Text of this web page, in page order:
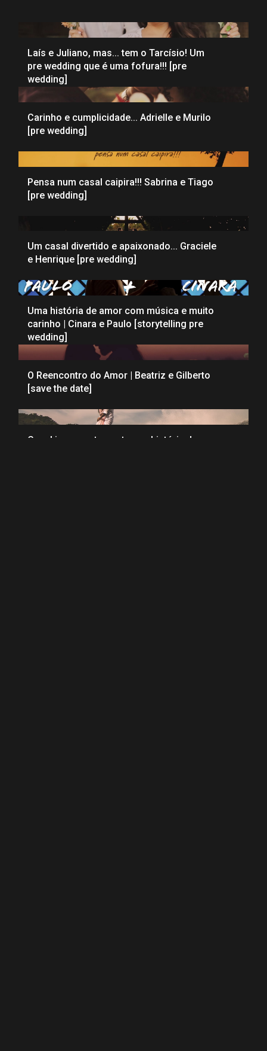
Laís e Juliano, mas... tem o Tarcísio! Um
pre wedding que é uma fofura!!! [pre
wedding]
Carinho e cumplicidade... Adrielle e Murilo
[pre wedding]
Pensa num casal caipira!!! Sabrina e Tiago
[pre wedding]
Um casal divertido e apaixonado... Graciele
e Henrique [pre wedding]
Uma história de amor com música e muito
carinho | Cinara e Paulo [storytelling pre
wedding]
O Reencontro do Amor | Beatriz e Gilberto
[save the date]
Casal irreverente conta sua história de